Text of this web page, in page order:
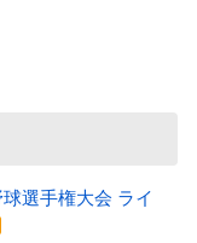
選手権大会 ライ